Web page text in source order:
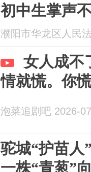
初中生掌声
濮阳市华龙区人民
女人成不
情就慌。你
泡菜追剧吧 2026-
驼城“护苗人
一株“青葱”